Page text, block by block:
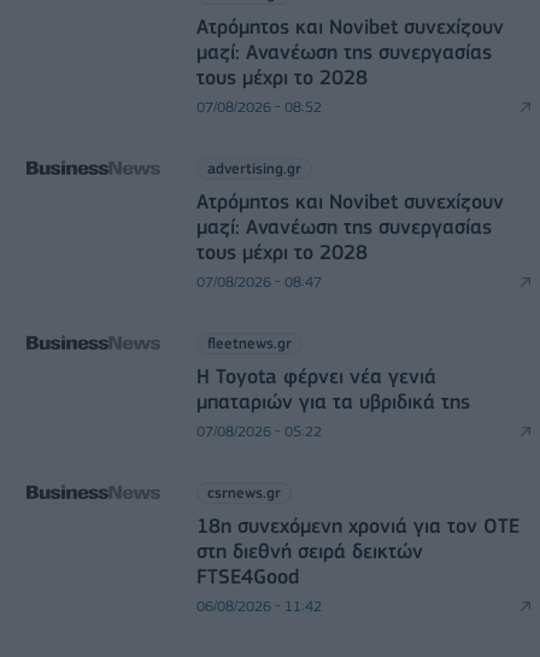
Ατρόμητος και Novibet συνεχίζουν
μαζί: Ανανέωση της συνεργασίας
τους μέχρι το 2028
07/08/2026 - 08:52
advertising.gr
Ατρόμητος και Novibet συνεχίζουν
μαζί: Ανανέωση της συνεργασίας
τους μέχρι το 2028
07/08/2026 - 08:47
fleetnews.gr
Η Toyota φέρνει νέα γενιά
μπαταριών για τα υβριδικά της
07/08/2026 - 05:22
csrnews.gr
18η συνεχόμενη χρονιά για τον ΟΤΕ
στη διεθνή σειρά δεικτών
FTSE4Good
06/08/2026 - 11:42